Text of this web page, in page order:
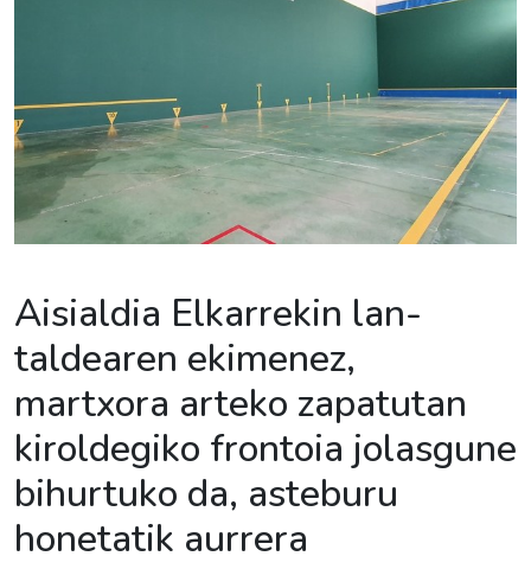
Aisialdia Elkarrekin lan-
taldearen ekimenez,
martxora arteko zapatutan
kiroldegiko frontoia jolasgune
bihurtuko da, asteburu
honetatik aurrera